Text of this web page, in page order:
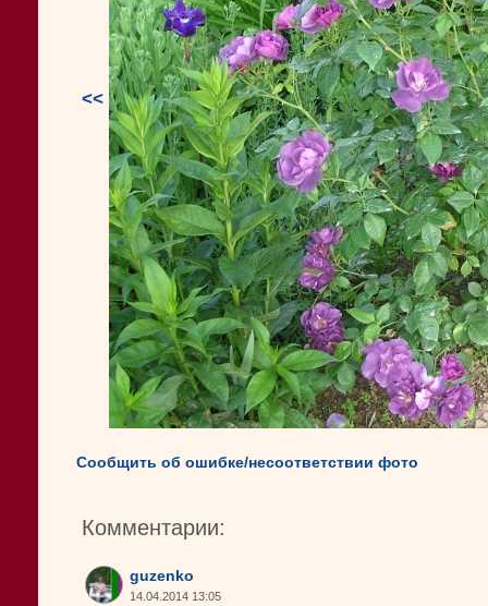
<<
Сообщить об ошибке/несоответствии фото
Комментарии:
guzenko
14.04.2014 13:05